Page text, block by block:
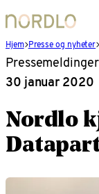
Hjem Presse og nyheter
Pressemeldinger
30 januar 2020
Nordlo